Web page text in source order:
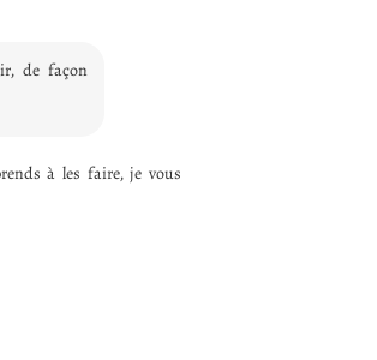
de façon
à les faire, je vous